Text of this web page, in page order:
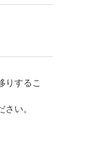
りするこ
い。